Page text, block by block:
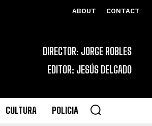
ABOUT CONTACT
DIRECTOR: JORGE ROBLES
EDITOR: JESÚS DELGADO
CULTURA POLICIA